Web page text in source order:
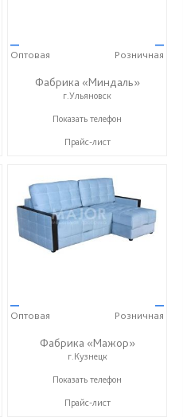
—
Оптовая
—
Розничная
Фабрика «Миндаль»
г.Ульяновск
+7 (927) 630-62-82
Показать телефон
Прайс-лист
—
Оптовая
—
Розничная
Фабрика «Мажор»
г.Кузнецк
+7 (999) 611-98-99
Показать телефон
Прайс-лист